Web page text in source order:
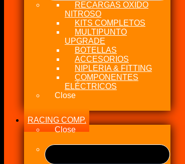
RECARGAS OXIDO
NITROSO
KITS COMPLETOS
MULTIPUNTO
UPGRADE
BOTELLAS
ACCESORIOS
NIPLERIA & FITTING
COMPONENTES
ELÉCTRICOS
Close
RACING COMP.
Close